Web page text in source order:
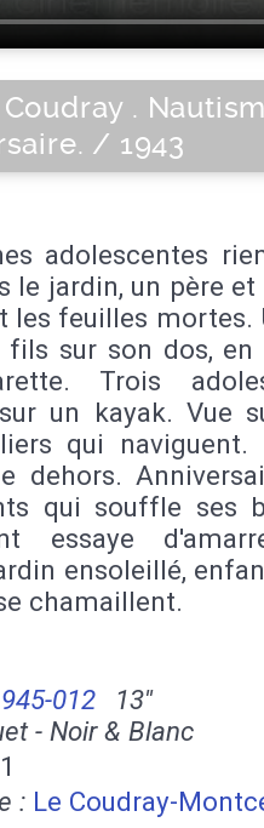
.
/ 1943
adolescentes
le jardin, un père
les feuilles mortes.
fils sur son dos,
Trois
un kayak. Vue
qui naviguent.
dehors.
qui souffle ses
essaye
ensoleillé,
chamaillent.
012
13''
- Noir & Blanc
: Le Coudray-